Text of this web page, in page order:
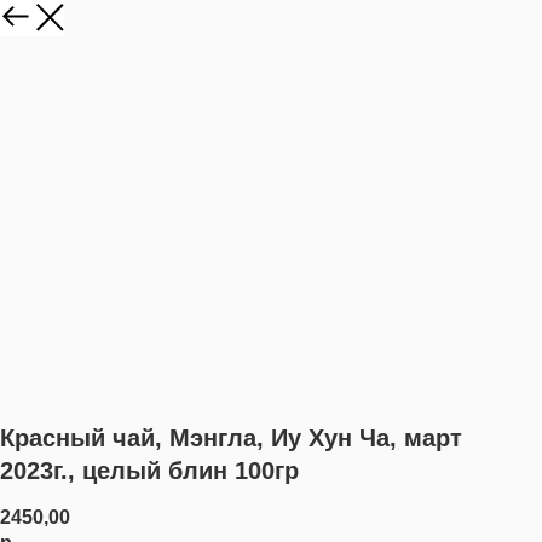
Красный чай, Мэнгла, Иу Хун Ча, март
2023г., целый блин 100гр
2450,00